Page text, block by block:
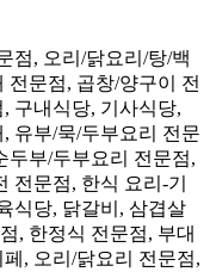
점, 오리/닭요리/탕/백
전문점, 곱창/양구이 전
구내식당, 기사식당,
유부/묵/두부요리 전문
두부/두부요리 전문점,
전문점, 한식 요리-기
식당, 닭갈비, 삼겹살
, 한정식 전문점, 부대
, 오리/닭요리 전문점,